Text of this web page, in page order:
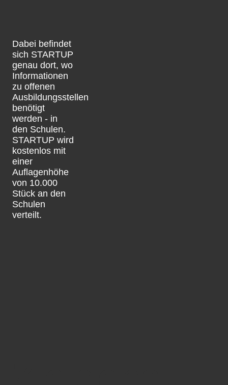
Dabei befindet
sich STARTUP
genau dort, wo
Informationen
zu offenen
Ausbildungsstellen
benötigt
werden - in
den Schulen.
STARTUP wird
kostenlos mit
einer
Auflagenhöhe
von 10.000
Stück an den
Schulen
verteilt.